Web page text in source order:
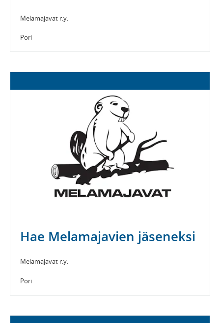
Melamajavat r.y.
Pori
Hae Melamajavien jäseneksi
Melamajavat r.y.
Pori